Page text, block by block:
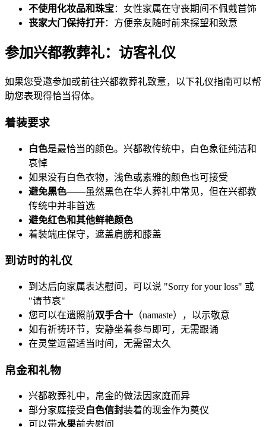
不使用化妆品和珠宝：女性家属在守丧期间不佩戴首饰
丧家大门保持打开：方便亲友随时前来探望和致意
参加兴都教葬礼：访客礼仪
如果您受邀参加或前往兴都教葬礼致意，以下礼仪指南可以帮
助您表现得恰当得体。
着装要求
白色是最恰当的颜色。兴都教传统中，白色象征纯洁和
哀悼
如果没有白色衣物，浅色或素雅的颜色也可接受
避免黑色——虽然黑色在华人葬礼中常见，但在兴都教
传统中并非首选
避免红色和其他鲜艳颜色
着装端庄保守，遮盖肩膀和膝盖
到访时的礼仪
到达后向家属表达慰问，可以说 "Sorry for your loss" 或
"请节哀"
您可以在遗照前双手合十 （namaste），以示敬意
如有祈祷环节，安静坐着参与即可，无需跟诵
在灵堂逗留适当时间，无需留太久
帛金和礼物
兴都教葬礼中，帛金的做法因家庭而异
部分家庭接受白色信封装着的现金作为奠仪
可以带水果前去慰问